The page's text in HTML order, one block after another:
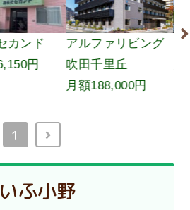
1
ふ小野
アルファリビング
吹田千里丘
月額188,000円
カルム